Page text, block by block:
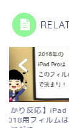
っかり反応】iPad
用フィルムは